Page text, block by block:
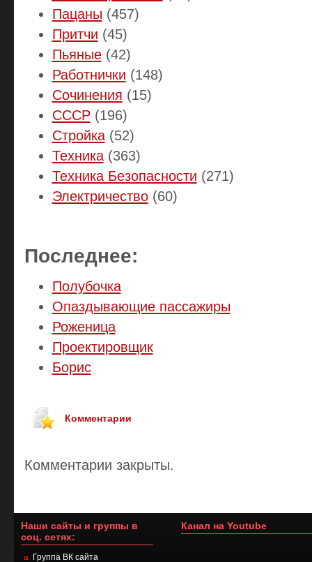
Пацаны (457)
Притчи (45)
Пьяные(42)
Работнички (148)
Сочинения (15)
СССР(196)
Стройка(52)
Техника(363)
Техника Безопасности (271)
Электричество(60)
Последнее:
Полубочка
Опаздывающие пассажиры
Роженица
Проектировщик
Борис
Комментарии
Комментарии закрыты.
Наши сайты и группы в
соц. сетях:
Группа ВК сайта
Канал на Youtube